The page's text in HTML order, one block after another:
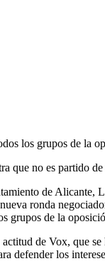
los grupos de la
que no es partido
de Alicante,
ronda
grupos de la
de Vox, que
defender los